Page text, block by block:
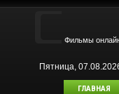
Фильмы
Пятница,
ГЛАВНАЯ